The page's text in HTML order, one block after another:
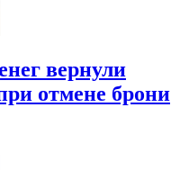
вернули
отмене брони